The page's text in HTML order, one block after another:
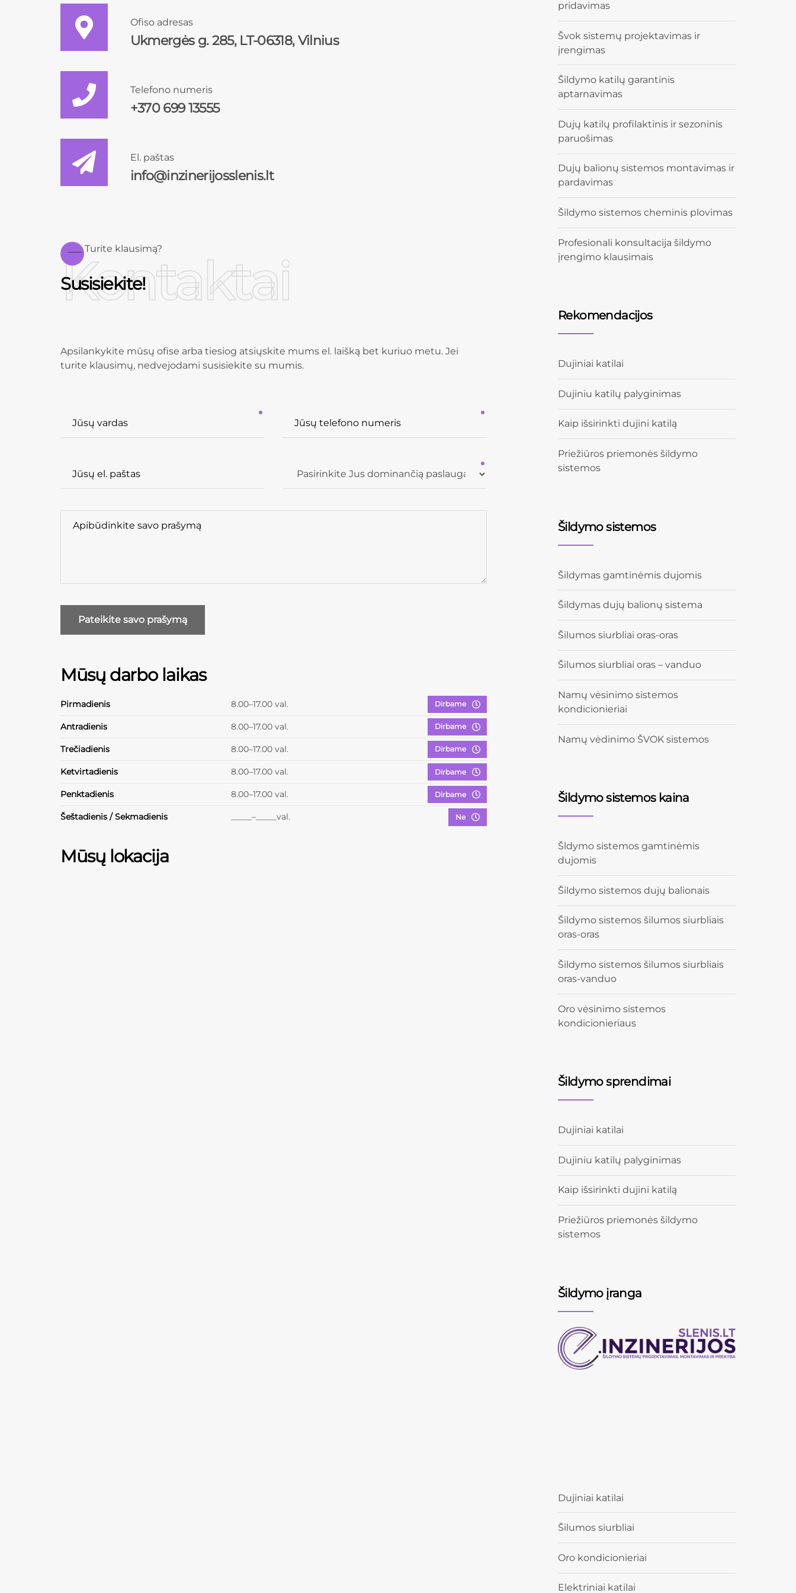
Ofiso adresas
Ukmergės g. 285, LT-06318, Vilnius
Telefono numeris
+370 699 13555
El. paštas
info@inzinerijosslenis.lt
___ Turite klausimą?
Susisiekite!
Kontaktai
Apsilankykite mūsų ofise arba tiesiog atsiųskite mums el. laišką bet kuriuo metu. Jei
turite klausimų, nedvejodami susisiekite su mumis.
Mūsų darbo laikas
Pirmadienis 8.00–17.00 val. Dirbame
Antradienis 8.00–17.00 val. Dirbame
Trečiadienis 8.00–17.00 val. Dirbame
Ketvirtadienis 8.00–17.00 val. Dirbame
Penktadienis 8.00–17.00 val. Dirbame
Šeštadienis / Sekmadienis _____–_____val. Ne
Mūsų lokacija
pridavimas
Švok sistemų projektavimas ir
įrengimas
Šildymo katilų garantinis
aptarnavimas
Dujų katilų profilaktinis ir sezoninis
paruošimas
Dujų balionų sistemos montavimas ir
pardavimas
Šildymo sistemos cheminis plovimas
Profesionali konsultacija šildymo
įrengimo klausimais
Rekomendacijos
Dujiniai katilai
Dujiniu katilų palyginimas
Kaip išsirinkti dujini katilą
Priežiūros priemonės šildymo
sistemos
Šildymo sistemos
Šildymas gamtinėmis dujomis
Šildymas dujų balionų sistema
Šilumos siurbliai oras-oras
Šilumos siurbliai oras – vanduo
Namų vėsinimo sistemos
kondicionieriai
Namų vėdinimo ŠVOK sistemos
Šildymo sistemos kaina
Šldymo sistemos gamtinėmis
dujomis
Šildymo sistemos dujų balionais
Šildymo sistemos šilumos siurbliais
oras-oras
Šildymo sistemos šilumos siurbliais
oras-vanduo
Oro vėsinimo sistemos
kondicionieriaus
Šildymo sprendimai
Dujiniai katilai
Dujiniu katilų palyginimas
Kaip išsirinkti dujini katilą
Priežiūros priemonės šildymo
sistemos
Šildymo įranga
Dujiniai katilai
Šilumos siurbliai
Oro kondicionieriai
Elektriniai katilai